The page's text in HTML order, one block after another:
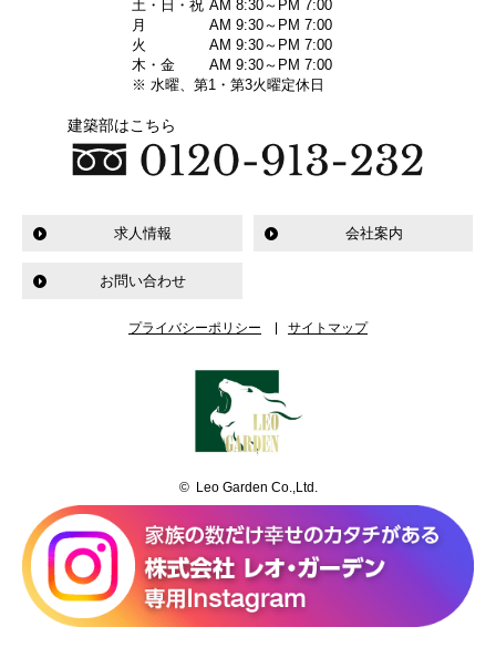
土・日・祝 AM 8:30～PM 7:00
月
AM 9:30～PM 7:00
火
AM 9:30～PM 7:00
木・金
AM 9:30～PM 7:00
※ 水曜、第1・第3火曜定休日
建築部はこちら
求人情報 会社案内
お問い合わせ
プライバシーポリシー サイトマップ
© Leo Garden Co.,Ltd.